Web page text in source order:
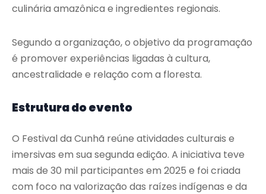
culinária amazônica e ingredientes regionais.
Segundo a organização, o objetivo da programação
é promover experiências ligadas à cultura,
ancestralidade e relação com a floresta.
Estrutura do evento
O Festival da Cunhã reúne atividades culturais e
imersivas em sua segunda edição. A iniciativa teve
mais de 30 mil participantes em 2025 e foi criada
com foco na valorização das raízes indígenas e da